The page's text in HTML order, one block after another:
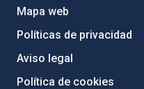
Mapa web
Políticas de privacidad
Aviso legal
Política de cookies